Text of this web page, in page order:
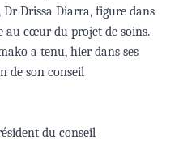
Dr Drissa Diarra, figure dans
au cœur du projet de soins.
a tenu, hier dans ses
de son conseil
du conseil